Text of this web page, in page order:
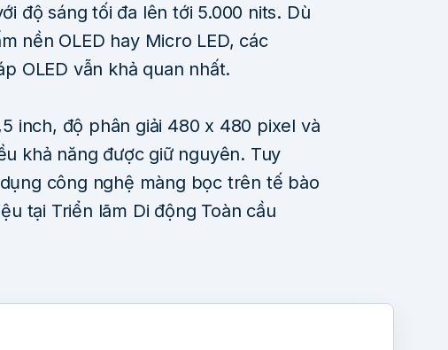
độ sáng tối đa lên tới 5.000 nits. Dù
nền OLED hay Micro LED, các
OLED vẫn khả quan nhất.
inch, độ phân giải 480 x 480 pixel và
khả năng được giữ nguyên. Tuy
công nghệ màng bọc trên tế bào
tại Triển lãm Di động Toàn cầu